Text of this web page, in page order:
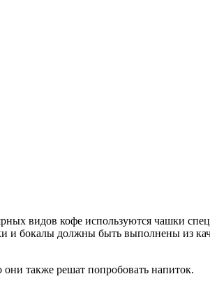
видов кофе используются чашки
и бокалы должны быть выполнены из
также решат попробовать напиток.